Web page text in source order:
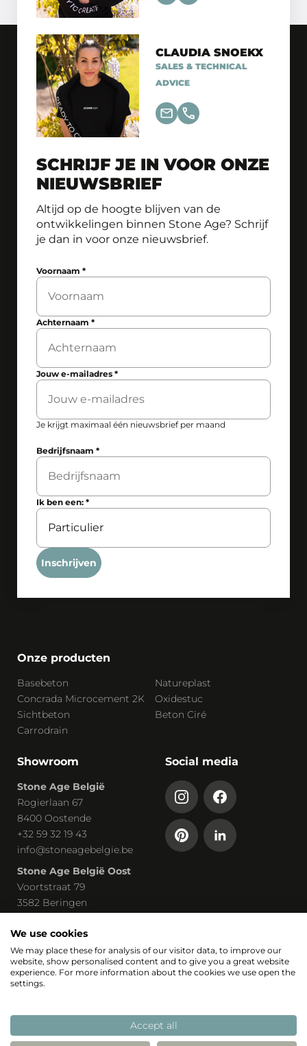
CLAUDIA SNOEKX
SALES & TECHNICAL
ADVICE
SCHRIJF JE IN VOOR ONZE
NIEUWSBRIEF
Altijd op de hoogte blijven van de
ontwikkelingen binnen Stone Age? Schrijf
je dan in voor onze nieuwsbrief.
Voornaam*
Achternaam*
Jouw e-mailadres*
Je krijgt maximaal één nieuwsbrief per maand
Bedrijfsnaam*
Ik ben een:*
Inschrijven
Onze producten
Basebeton
Natureplast
Concrada Microcement 2K
Oxidestuc
Sichtbeton
Beton Ciré
Carrodrain
Showroom
Stone Age België
Rogierlaan 67
8400 Oostende
+32 59 32 19 43
info@stoneagebelgie.be
Stone Age België Oost
Voortstraat 79
3582 Beringen
claudia@stoneagebelgie.be
Social media
Onderdeel van
We use cookies
We may place these for analysis of our visitor data, to improve our
website, show personalised content and to give you a great website
experience. For more information about the cookies we use open the
settings.
Accept all